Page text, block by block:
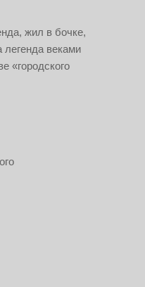
жил в бочке,
веками
«городского